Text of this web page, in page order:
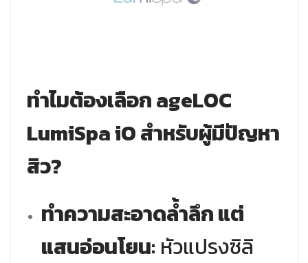
ทำไมต้องเลือก ageLOC
LumiSpa iO สำหรับผู้มีปัญหา
สิว?
ทำความสะอาดล้ำลึก แต่
แสนอ่อนโยน: หัวแปรงซิลิ